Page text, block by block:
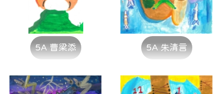
5A 曹梁添 5A 朱清言